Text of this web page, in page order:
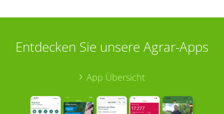
Entdecken Sie unsere Agrar-Apps
App Übersicht